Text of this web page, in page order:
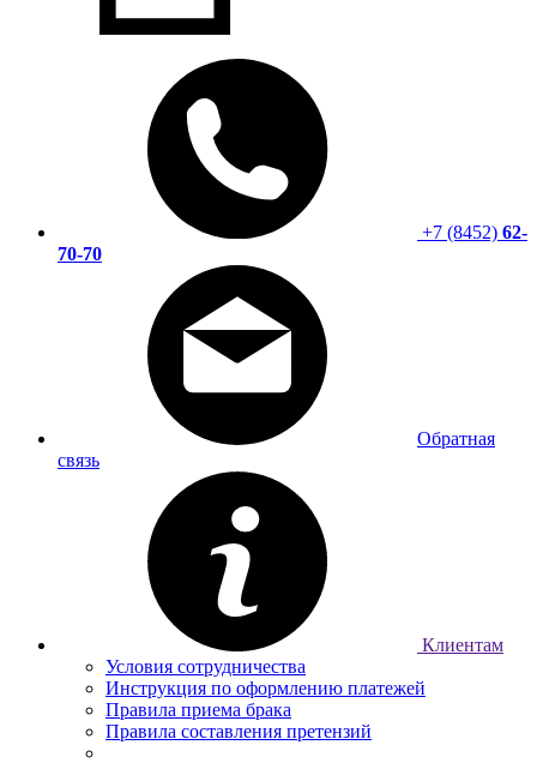
+7 (8452) 62-
70-70
Обратная
связь
Клиентам
Условия сотрудничества
Инструкция по оформлению платежей
Правила приема брака
Правила составления претензий